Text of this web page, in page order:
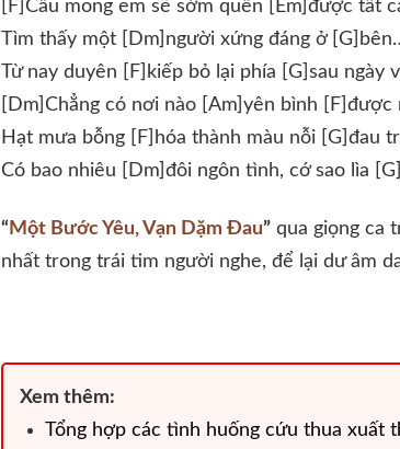
[F]Cầu mong em sẽ sớm quên [Em]được tất
Tìm thấy một [Dm]người xứng đáng ở
Từ nay duyên [F]kiếp bỏ lại phía [G]sau ngày
[Dm]Chẳng có nơi nào [Am]yên bình
Hạt mưa bỗng [F]hóa thành màu nỗi [G]đau
Có bao nhiêu [Dm]đôi ngôn tình, cớ sao lìa
“ Một Bước Yêu, Vạn Dặm Đau” qua giọng ca
nhất trong trái tim người nghe, để lại dư âm
Xem thêm:
Tổng hợp các tình huống cứu thua xuất